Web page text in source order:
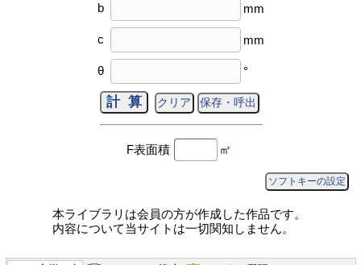
b mm
c mm
θ °
F表面積 ㎡
ソフトキーの設定
本ライブラリは会員の方が作成した作品です。
内容について当サイトは一切関知しません。